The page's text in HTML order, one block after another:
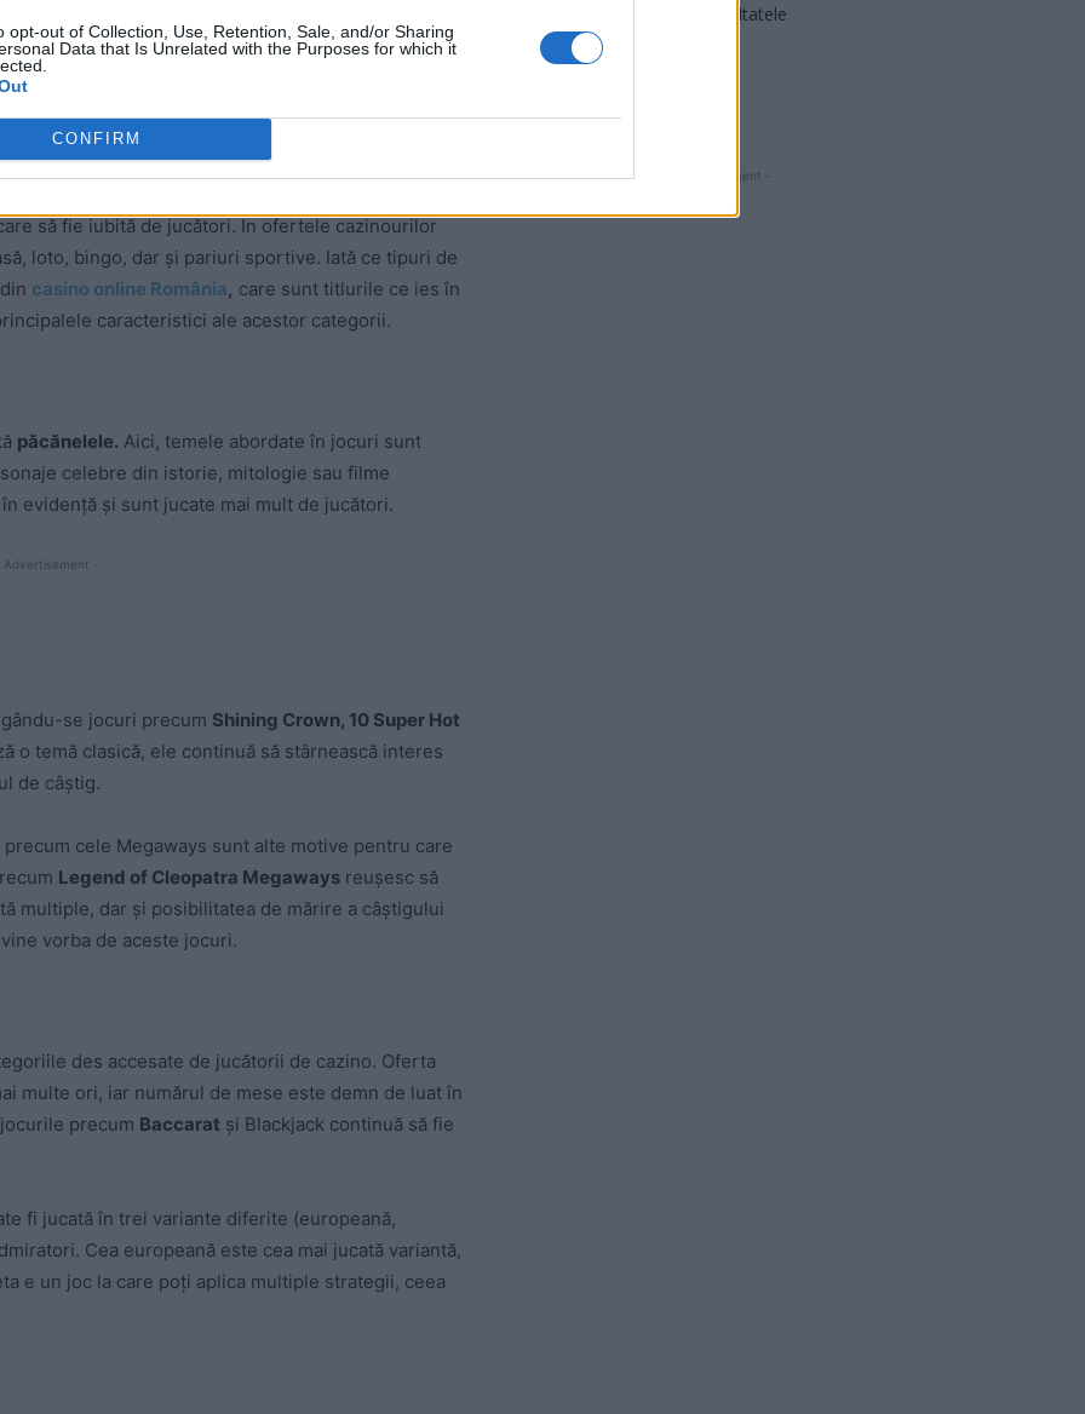
opt-out of Collection, Use, Retention, Sale, and/or Sharing
Data that Is Unrelated with the Purposes for which it
CONFIRM
cea de sloturi. Mare parte a bonusurilor de
doar pentru potențialul de joc pe care-l prezintă, ci
să fie iubită de jucători. În ofertele cazinourilor
loto, bingo, dar și pariuri sportive. Iată ce tipuri de
casino online România, care sunt titlurile ce ies în
caracteristici ale acestor categorii.
păcănelele. Aici, temele abordate în jocuri sunt
celebre din istorie, mitologie sau filme
evidență și sunt jucate mai mult de jucători.
Advertisement -
se jocuri precum Shining Crown, 10 Super Hot
o temă clasică, ele continuă să stârnească interes
de câștig.
cele Megaways sunt alte motive pentru care
Legend of Cleopatra Megaways reușesc să
multiple, dar și posibilitatea de mărire a câștigului
vorba de aceste jocuri.
des accesate de jucătorii de cazino. Oferta
multe ori, iar numărul de mese este demn de luat în
precum Baccarat și Blackjack continuă să fie
fi jucată în trei variante diferite (europeană,
Cea europeană este cea mai jucată variantă,
e un joc la care poți aplica multiple strategii, ceea
Arată rezultatele
Arhiva sondajelor
- Advertisment -